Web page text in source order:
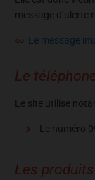
message
Le message
Le
Le site utilise
Le numéro
Les